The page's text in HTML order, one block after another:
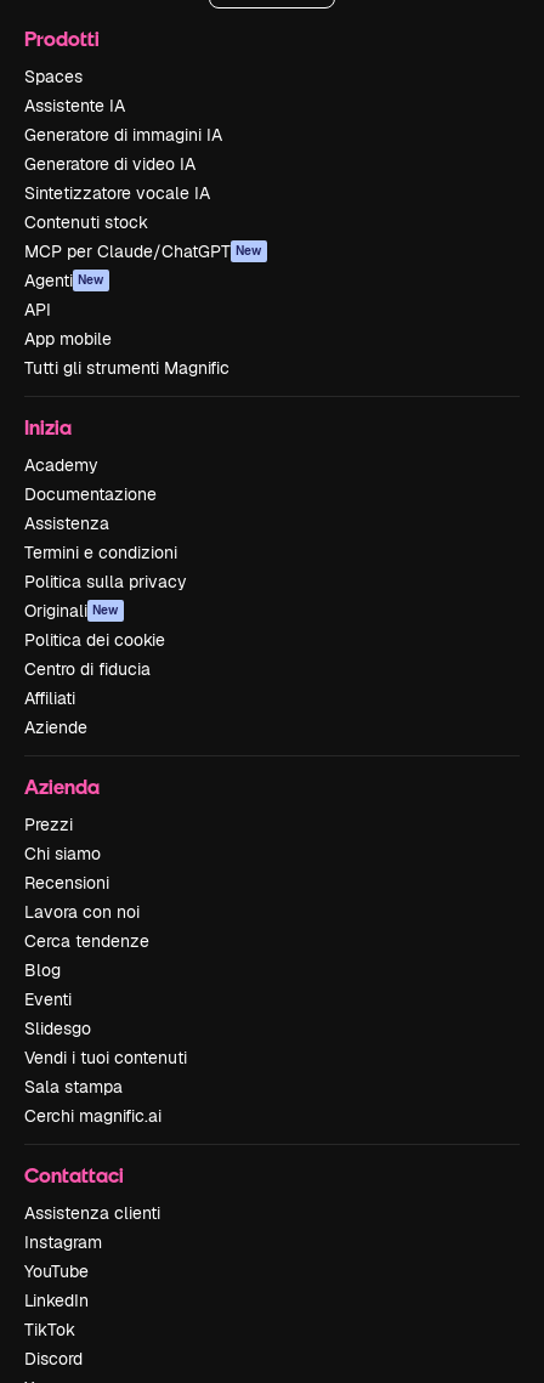
Prodotti
Spaces
Assistente IA
Generatore di immagini IA
Generatore di video IA
Sintetizzatore vocale IA
Contenuti stock
MCP per Claude/ChatGPT New
Agenti New
API
App mobile
Tutti gli strumenti Magnific
Inizia
Academy
Documentazione
Assistenza
Termini e condizioni
Politica sulla privacy
Originali New
Politica dei cookie
Centro di fiducia
Affiliati
Aziende
Azienda
Prezzi
Chi siamo
Recensioni
Lavora con noi
Cerca tendenze
Blog
Eventi
Slidesgo
Vendi i tuoi contenuti
Sala stampa
Cerchi magnific.ai
Contattaci
Assistenza clienti
Instagram
YouTube
LinkedIn
TikTok
Discord